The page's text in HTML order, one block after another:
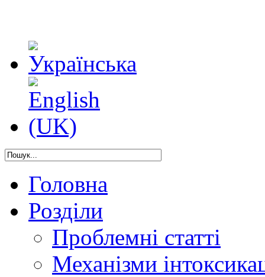
Головна
Розділи
Проблемні статті
Механізми